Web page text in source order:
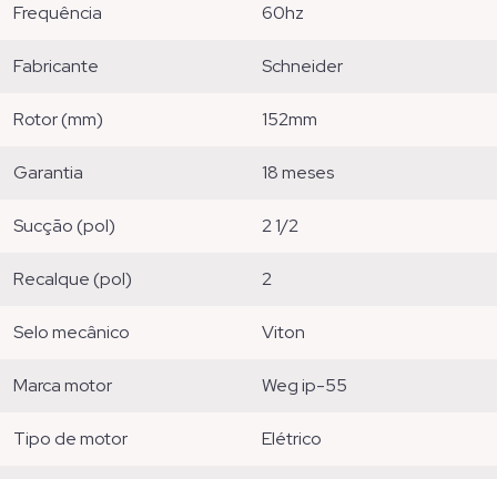
frequência 60hz
fabricante schneider
rotor (mm) 152mm
garantia 18 meses
sucção (pol) 2 1/2
recalque (pol) 2
selo mecânico viton
marca motor weg ip-55
tipo de motor elétrico